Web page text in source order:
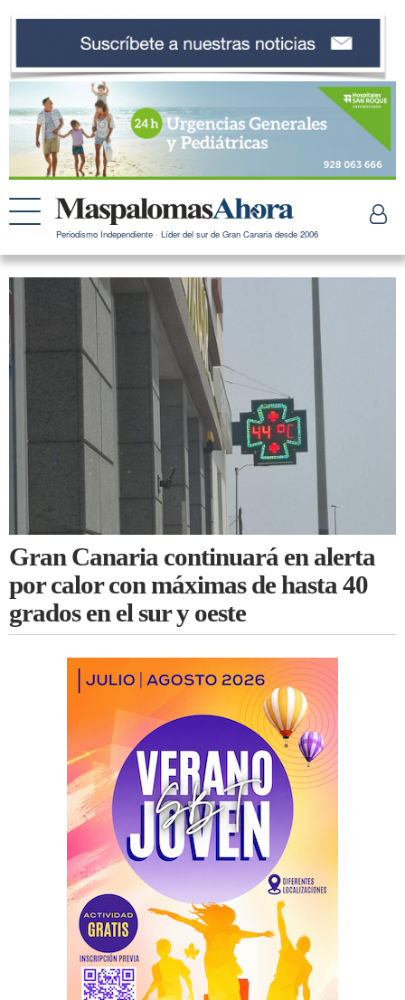
Periodismo Independiente · Líder del sur de Gran Canaria desde 2006
Gran Canaria continuará en alerta
por calor con máximas de hasta 40
grados en el sur y oeste